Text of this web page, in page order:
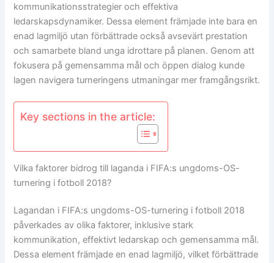
kommunikationsstrategier och effektiva
ledarskapsdynamiker. Dessa element främjade inte bara en
enad lagmiljö utan förbättrade också avsevärt prestation
och samarbete bland unga idrottare på planen. Genom att
fokusera på gemensamma mål och öppen dialog kunde
lagen navigera turneringens utmaningar mer framgångsrikt.
Key sections in the article:
Vilka faktorer bidrog till laganda i FIFA:s ungdoms-OS-
turnering i fotboll 2018?
Lagandan i FIFA:s ungdoms-OS-turnering i fotboll 2018
påverkades av olika faktorer, inklusive stark
kommunikation, effektivt ledarskap och gemensamma mål.
Dessa element främjade en enad lagmiljö, vilket förbättrade